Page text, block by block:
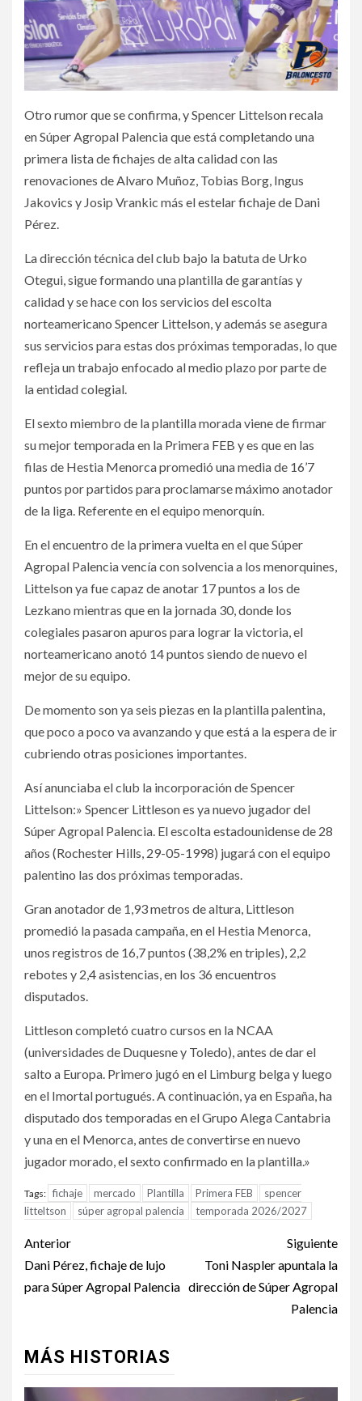
Otro rumor que se confirma, y Spencer Littelson recala
en Súper Agropal Palencia que está completando una
primera lista de fichajes de alta calidad con las
renovaciones de Alvaro Muñoz, Tobias Borg, Ingus
Jakovics y Josip Vrankic más el estelar fichaje de Dani
Pérez.
La dirección técnica del club bajo la batuta de Urko
Otegui, sigue formando una plantilla de garantías y
calidad y se hace con los servicios del escolta
norteamericano Spencer Littelson, y además se asegura
sus servicios para estas dos próximas temporadas, lo que
refleja un trabajo enfocado al medio plazo por parte de
la entidad colegial.
El sexto miembro de la plantilla morada viene de firmar
su mejor temporada en la Primera FEB y es que en las
filas de Hestia Menorca promedió una media de 16’7
puntos por partidos para proclamarse máximo anotador
de la liga. Referente en el equipo menorquín.
En el encuentro de la primera vuelta en el que Súper
Agropal Palencia vencía con solvencia a los menorquines,
Littelson ya fue capaz de anotar 17 puntos a los de
Lezkano mientras que en la jornada 30, donde los
colegiales pasaron apuros para lograr la victoria, el
norteamericano anotó 14 puntos siendo de nuevo el
mejor de su equipo.
De momento son ya seis piezas en la plantilla palentina,
que poco a poco va avanzando y que está a la espera de ir
cubriendo otras posiciones importantes.
Así anunciaba el club la incorporación de Spencer
Littelson:» Spencer Littleson es ya nuevo jugador del
Súper Agropal Palencia. El escolta estadounidense de 28
años (Rochester Hills, 29-05-1998) jugará con el equipo
palentino las dos próximas temporadas.
Gran anotador de 1,93 metros de altura, Littleson
promedió la pasada campaña, en el Hestia Menorca,
unos registros de 16,7 puntos (38,2% en triples), 2,2
rebotes y 2,4 asistencias, en los 36 encuentros
disputados.
Littleson completó cuatro cursos en la NCAA
(universidades de Duquesne y Toledo), antes de dar el
salto a Europa. Primero jugó en el Limburg belga y luego
en el Imortal portugués. A continuación, ya en España, ha
disputado dos temporadas en el Grupo Alega Cantabria
y una en el Menorca, antes de convertirse en nuevo
jugador morado, el sexto confirmado en la plantilla.»
Tags: fichaje mercado Plantilla Primera FEB
spencer
litteltson
súper agropal palencia temporada 2026/2027
Anterior
Dani Pérez, fichaje de lujo
para Súper Agropal Palencia
Siguiente
Toni Naspler apuntala la
dirección de Súper Agropal
Palencia
MÁS HISTORIAS